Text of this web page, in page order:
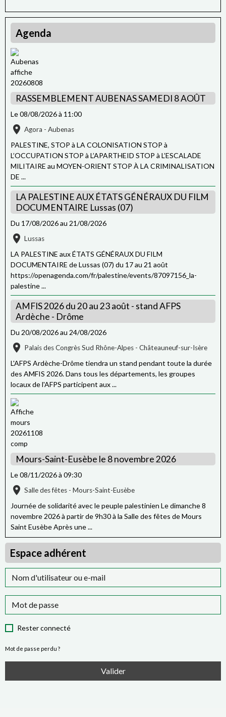
Agenda
RASSEMBLEMENT AUBENAS SAMEDI 8 AOÛT
Le 08/08/2026à 11:00
Agora - Aubenas
PALESTINE, STOP à LA COLONISATION STOP à
L’OCCUPATION STOP à L’APARTHEID STOP à L’ESCALADE
MILITAIRE au MOYEN-ORIENT STOP À LA CRIMINALISATION
DE ...
LA PALESTINE AUX ÉTATS GÉNÉRAUX DU FILM
DOCUMENTAIRE Lussas (07)
Du 17/08/2026au 21/08/2026
Lussas
LA PALESTINE aux ÉTATS GÉNÉRAUX DU FILM
DOCUMENTAIRE de Lussas (07) du 17 au 21 août
https://openagenda.com/fr/palestine/events/87097156_la-
palestine ...
AMFIS 2026 du 20 au 23 août - stand AFPS
Ardèche - Drôme
Du 20/08/2026au 24/08/2026
Palais des Congrès Sud Rhône-Alpes - Châteauneuf-sur-Isère
L'AFPS Ardèche-Drôme tiendra un stand pendant toute la durée
des AMFIS 2026. Dans tous les départements, les groupes
locaux de l'AFPS participent aux ...
Mours-Saint-Eusèbe le 8 novembre 2026
Le 08/11/2026à 09:30
Salle des fêtes - Mours-Saint-Eusèbe
Journée de solidarité avec le peuple palestinien Le dimanche 8
novembre 2026 à partir de 9h30 à la Salle des fêtes de Mours
Saint Eusèbe Après une ...
Espace adhérent
Rester connecté
Mot de passe perdu ?
Valider